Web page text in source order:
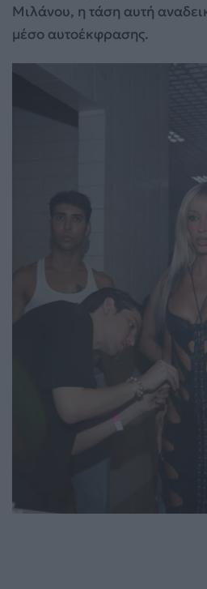
Μιλάνου, η τάση αυτή
μέσο αυτοέκφρασης.